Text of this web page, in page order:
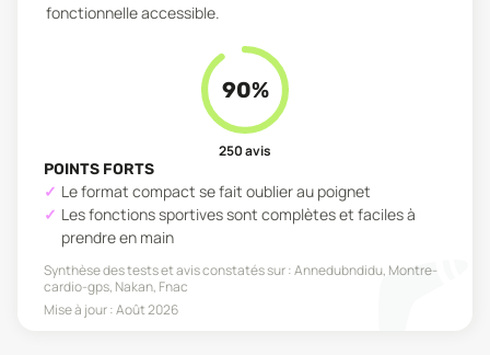
fonctionnelle accessible.
90%
250avis
POINTS FORTS
Le format compact se fait oublier au poignet
Les fonctions sportives sont complètes et faciles à
prendre en main
Synthèse des tests et avis constatés sur :Annedubndidu, Montre-
cardio-gps, Nakan, Fnac
Mise à jour :Août 2026